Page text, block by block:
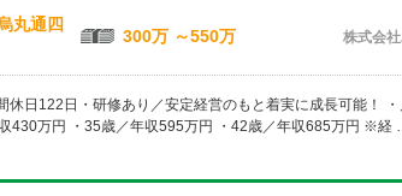
丸通四
300万 ～550万 株式会
休日122日・研修あり／安定経営のもと着実に成長可能！
収430万円 ・35歳／年収595万円 ・42歳／年収685万円 ※経